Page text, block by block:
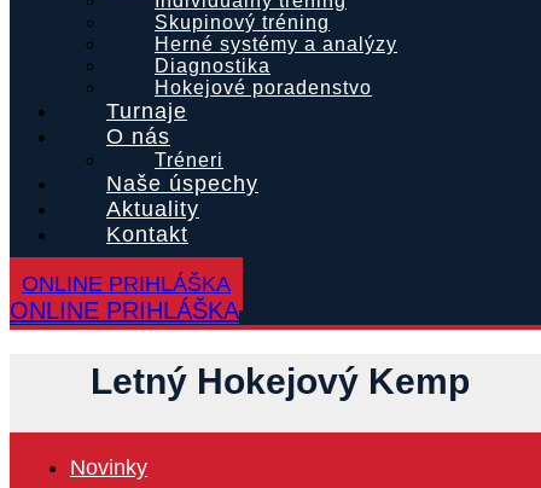
Skupinový tréning
Herné systémy a analýzy
Diagnostika
Hokejové poradenstvo
Turnaje
O nás
Tréneri
Naše úspechy
Aktuality
Kontakt
ONLINE PRIHLÁŠKA
ONLINE PRIHLÁŠKA
Letný Hokejový Kemp
Novinky